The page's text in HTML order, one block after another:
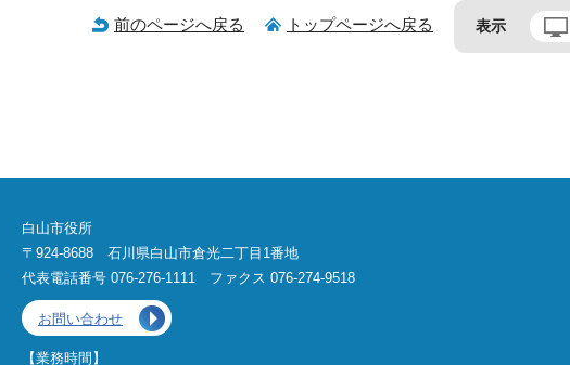
前のページへ戻る トップページへ戻る 表示
白山市役所
〒924-8688 石川県白山市倉光二丁目1番地
代表電話番号 076-276-1111 ファクス 076-274-9518
お問い合わせ
【業務時間】